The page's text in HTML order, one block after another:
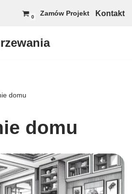
0 Zamów Projekt Kontakt
domu
domu